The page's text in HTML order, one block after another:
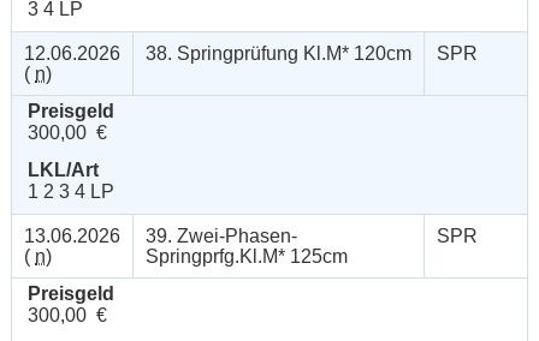
3 4 LP
12.06.2026
( n)
38. Springprüfung Kl.M* 120cm SPR
Preisgeld
300,00 €
LKL/Art
1 2 3 4 LP
13.06.2026
( n)
39. Zwei-Phasen-
Springprfg.Kl.M* 125cm
SPR
Preisgeld
300,00 €